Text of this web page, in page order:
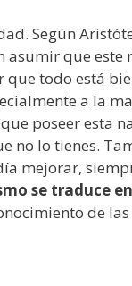
Según
asumir que
todo está
a la
poseer esta
no lo tienes.
mejorar,
se traduce
de